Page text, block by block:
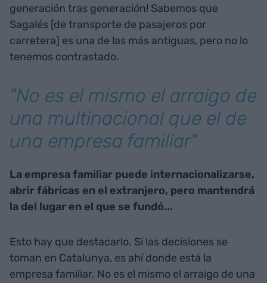
generación tras generación! Sabemos que
Sagalés [de transporte de pasajeros por
carretera] es una de las más antiguas, pero no lo
tenemos contrastado.
"No es el mismo el arraigo de
una multinacional que el de
una empresa familiar"
La empresa familiar puede internacionalizarse,
abrir fábricas en el extranjero, pero mantendrá
la del lugar en el que se fundó...
Esto hay que destacarlo. Si las decisiones se
toman en Catalunya, es ahí donde está la
empresa familiar. No es el mismo el arraigo de una